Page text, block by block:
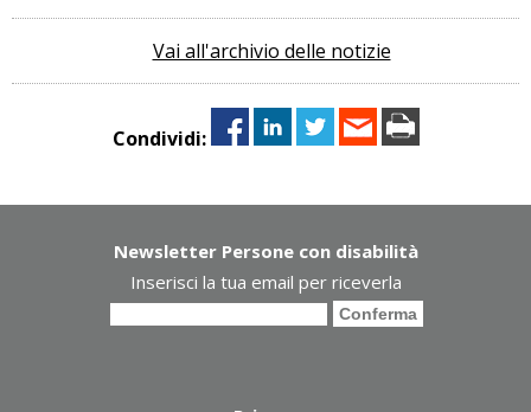
Vai all'archivio delle notizie
Condividi:
Newsletter Persone con disabilità
Inserisci la tua email per riceverla